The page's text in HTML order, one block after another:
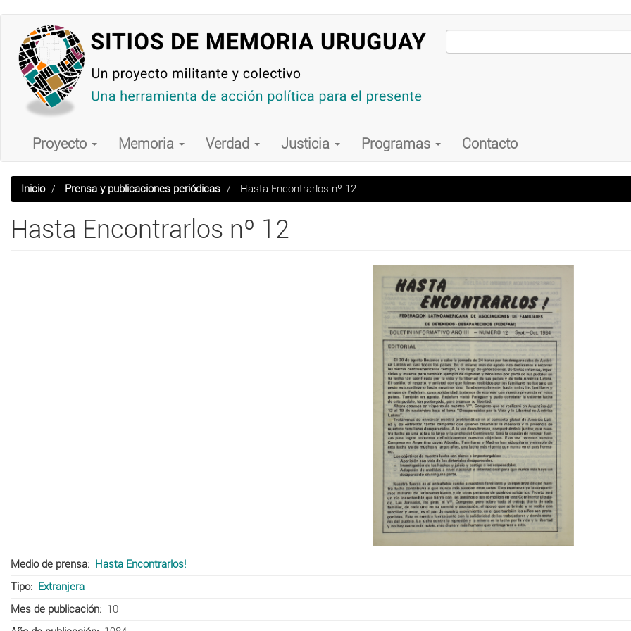
contenido
principal
Main
navigation
Proyecto Memoria Verdad Justicia Programas Contacto
Inicio Prensa y publicaciones periódicas Hasta Encontrarlos nº 12
Hasta Encontrarlos nº 12
Medio de prensa
Hasta Encontrarlos!
Tipo
Extranjera
Mes de publicación
10